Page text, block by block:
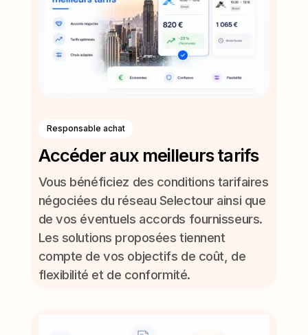
Responsable achat
Accéder aux meilleurs tarifs
Vous bénéficiez des conditions tarifaires
négociées du réseau Selectour ainsi que
de vos éventuels accords fournisseurs.
Les solutions proposées tiennent
compte de vos objectifs de coût, de
flexibilité et de conformité.